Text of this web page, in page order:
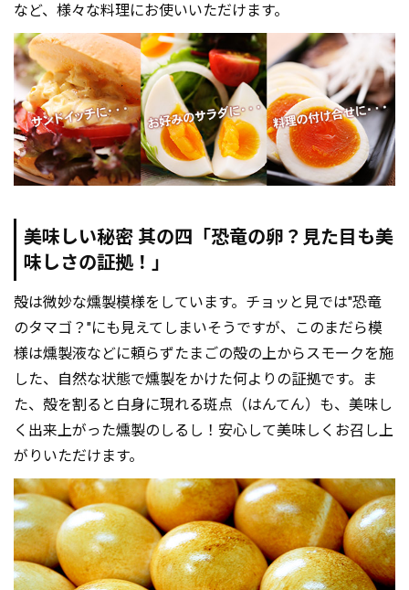
など、様々な料理にお使いいただけます。
美味しい秘密 其の四「恐竜の卵？見た目も美
味しさの証拠！」
殻は微妙な燻製模様をしています。チョッと見では"恐竜
のタマゴ？"にも見えてしまいそうですが、このまだら模
様は燻製液などに頼らずたまごの殻の上からスモークを施
した、自然な状態で燻製をかけた何よりの証拠です。ま
た、殻を割ると白身に現れる斑点（はんてん）も、美味し
く出来上がった燻製のしるし！安心して美味しくお召し上
がりいただけます。